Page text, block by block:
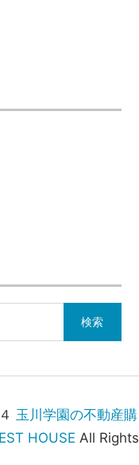
玉川学園の不動産購
HOUSE All Rights